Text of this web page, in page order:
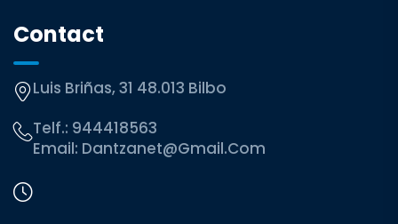
Contact
Luis Briñas, 31 48.013 Bilbo
Telf.: 944418563
Email: Dantzanet@gmail.com